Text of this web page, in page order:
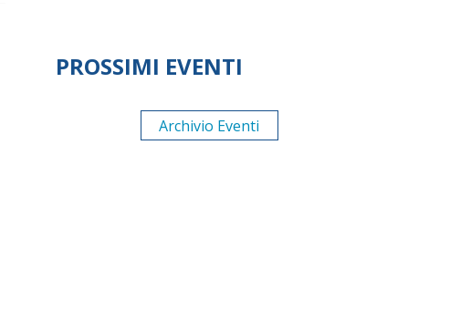
PROSSIMI EVENTI
Archivio Eventi